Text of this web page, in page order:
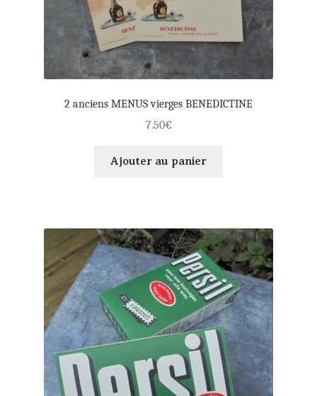
2 anciens MENUS vierges BENEDICTINE
7.50€
Ajouter au panier